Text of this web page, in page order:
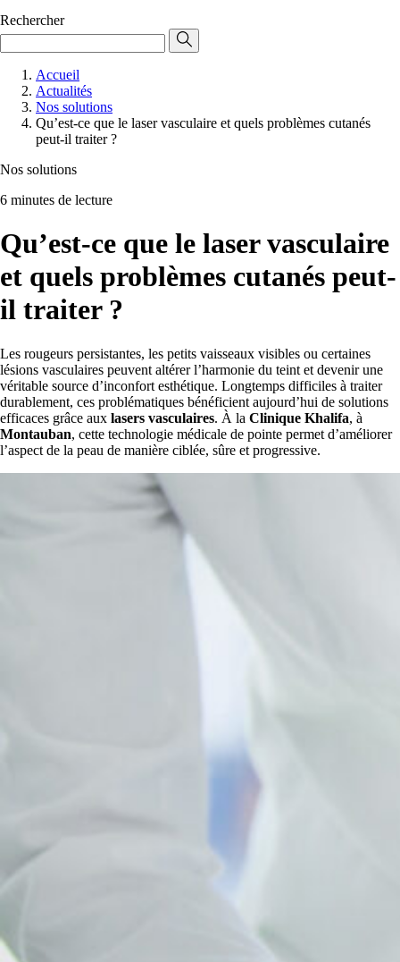
Rechercher
Accueil
Actualités
Nos solutions
Qu’est-ce que le laser vasculaire et quels problèmes cutanés
peut-il traiter ?
Nos solutions
6 minutes de lecture
Qu’est-ce que le laser vasculaire
et quels problèmes cutanés peut-
il traiter ?
Les rougeurs persistantes, les petits vaisseaux visibles ou certaines
lésions vasculaires peuvent altérer l’harmonie du teint et devenir une
véritable source d’inconfort esthétique. Longtemps difficiles à traiter
durablement, ces problématiques bénéficient aujourd’hui de solutions
efficaces grâce aux lasers vasculaires. À la Clinique Khalifa, à
Montauban, cette technologie médicale de pointe permet d’améliorer
l’aspect de la peau de manière ciblée, sûre et progressive.